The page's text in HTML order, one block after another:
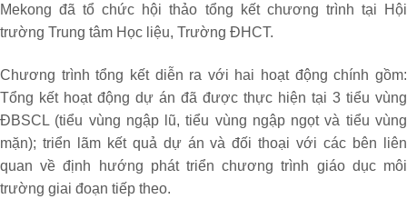
Mekong đã tổ chức hội thảo tổng kết chương trình tại Hội
trường Trung tâm Học liệu, Trường ĐHCT.
Chương trình tổng kết diễn ra với hai hoạt động chính gồm:
Tổng kết hoạt động dự án đã được thực hiện tại 3 tiểu vùng
ĐBSCL (tiểu vùng ngập lũ, tiểu vùng ngập ngọt và tiểu vùng
mặn); triển lãm kết quả dự án và đối thoại với các bên liên
quan về định hướng phát triển chương trình giáo dục môi
trường giai đoạn tiếp theo.